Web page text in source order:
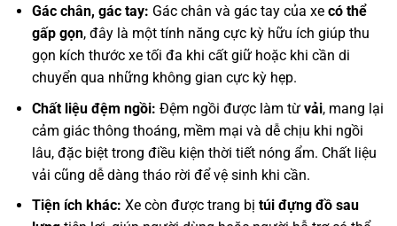
Gác chân, gác tay: Gác chân và gác tay của xe có thể
gấp gọn, đây là một tính năng cực kỳ hữu ích giúp thu
gọn kích thước xe tối đa khi cất giữ hoặc khi cần di
chuyển qua những không gian cực kỳ hẹp.
Chất liệu đệm ngồi: Đệm ngồi được làm từ vải, mang lại
cảm giác thông thoáng, mềm mại và dễ chịu khi ngồi
lâu, đặc biệt trong điều kiện thời tiết nóng ẩm. Chất liệu
vải cũng dễ dàng tháo rời để vệ sinh khi cần.
Tiện ích khác: Xe còn được trang bị túi đựng đồ sau